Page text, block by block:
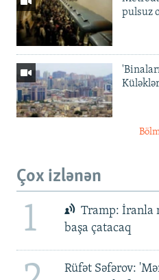
pulsuz
Çox izlənən
1
Tramp: İranla
başa çatacaq
Rüfət Səfərov: